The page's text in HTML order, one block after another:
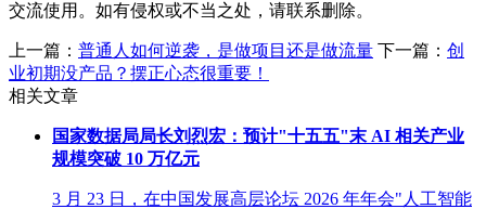
交流使用。如有侵权或不当之处，请联系删除。
上一篇： 普通人如何逆袭，是做项目还是做流量 下一篇： 创
业初期没产品？摆正心态很重要！
相关文章
国家数据局局长刘烈宏：预计"十五五"末 AI 相关产业
规模突破 10 万亿元
3 月 23 日，在中国发展高层论坛 2026 年年会"人工智能